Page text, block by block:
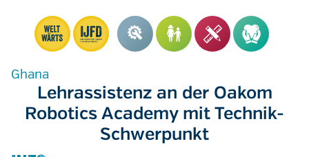
Ghana
Lehrassistenz an der Oakom
Robotics Academy mit Technik-
Schwerpunkt